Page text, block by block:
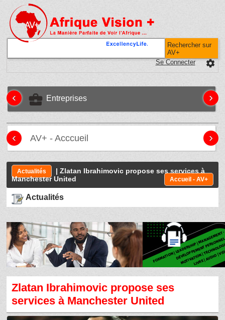
Rechercher sur
AV+
settings
Se Connecter
business_center Entreprises
‹ ›
AV+ - Acccueil
‹ ›
Actualités
| Zlatan Ibrahimovic propose ses services à
Manchester United
Accueil - AV+
Actualités
Zlatan Ibrahimovic propose ses
services à Manchester United